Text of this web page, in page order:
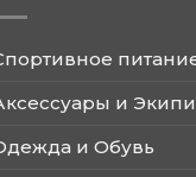
выбрать
странице
и
и Обувь